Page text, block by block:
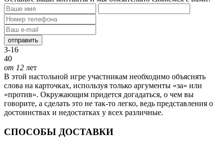
отправить
3-16
40
от 12 лет
В этой настольной игре участникам необходимо объяснять
слова на карточках, используя только аргументы «за» или
«против». Окружающим придется догадаться, о чем вы
говорите, а сделать это не так-то легко, ведь представления о
достоинствах и недостатках у всех различные.
СПОСОБЫ ДОСТАВКИ